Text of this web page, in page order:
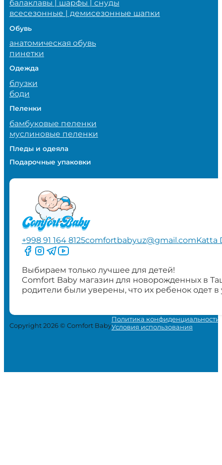
балаклавы | шарфы | снуды
всесезонные | демисезонные шапки
Обувь
анатомическая обувь
пинетки
Одежда
блузки
боди
Пеленки
бамбуковые пеленки
муслиновые пеленки
Пледы и одеяла
Подарочные упаковки
+998 91 164 8125comfortbabyuz@gmail.comKatta
Следите за нами на Facebook
Следите за нами в Instagram
Следите за нами в Telegram
Следите за нами в YouTube
Выбираем только лучшее для детей!
Comfort Baby магазин для новорожденных в
родители были уверены, что их ребенок одет
Copyright 2026 © Comfort Baby
Политика конфиденциальности
Условия использования